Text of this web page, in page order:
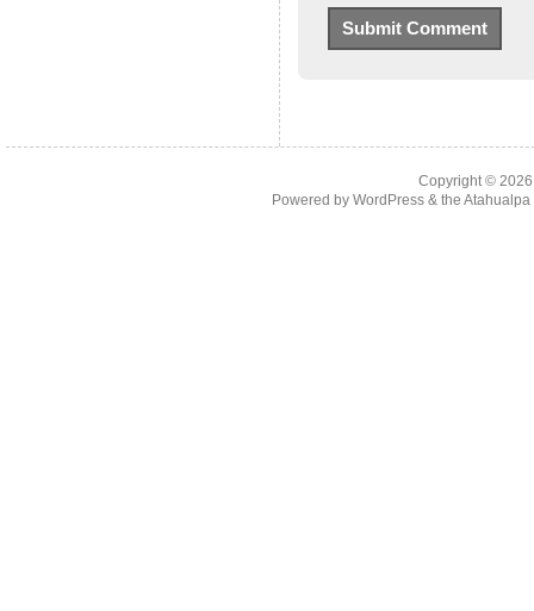
Copyright ©
Powered by WordPress& the Atahualpa